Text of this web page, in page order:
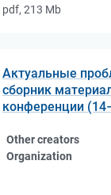
pdf, 213 Mb
Актуальные
сборник
конференции
Other creators
Organization